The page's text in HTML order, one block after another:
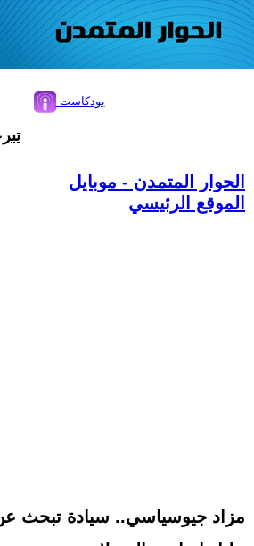
بودكاست
الحوار المتمدن - موبايل
الموقع الرئيسي
مزاد جيوسياسي.. سيادة تبحث